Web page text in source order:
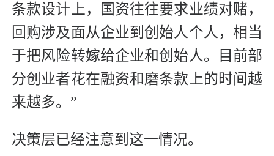
条款设计上，国资往往要求业绩对赌，
回购涉及面从企业到创始人个人，相当
于把风险转嫁给企业和创始人。目前部
分创业者花在融资和磨条款上的时间越
来越多。”
决策层已经注意到这一情况。